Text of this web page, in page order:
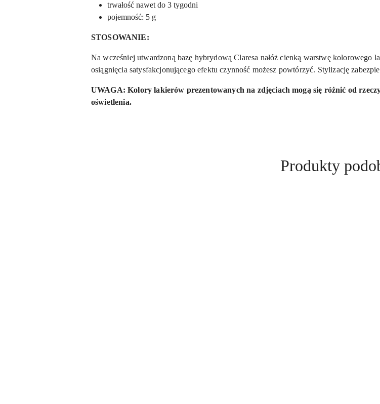
trwałość nawet do 3 tygodni
pojemność: 5 g
STOSOWANIE:
Na wcześniej utwardzoną bazę hybrydową Claresa nałóż cienką warstwę
osiągnięcia satysfakcjonującego efektu czynność możesz powtórzyć. Stylizację
UWAGA: Kolory lakierów prezentowanych na zdjęciach mogą się różnić od
oświetlenia.
Produkty
Produkty